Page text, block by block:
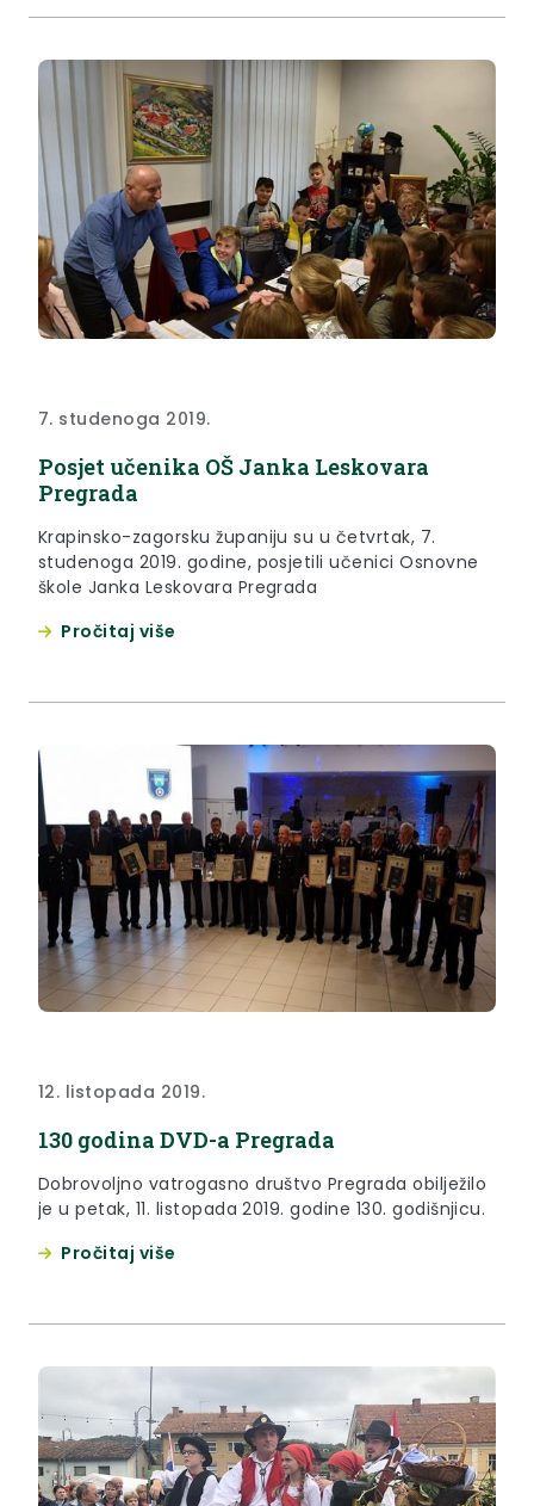
7. studenoga 2019.
Posjet učenika OŠ Janka Leskovara
Pregrada
Krapinsko-zagorsku županiju su u četvrtak, 7.
studenoga 2019. godine, posjetili učenici Osnovne
škole Janka Leskovara Pregrada
Pročitaj više
12. listopada 2019.
130 godina DVD-a Pregrada
Dobrovoljno vatrogasno društvo Pregrada obilježilo
je u petak, 11. listopada 2019. godine 130. godišnjicu.
Pročitaj više